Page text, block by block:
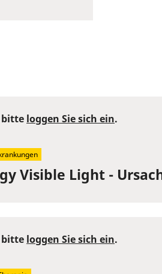
Visible Light -
bitte loggen Sie sich ein.
bitte loggen Sie sich ein.